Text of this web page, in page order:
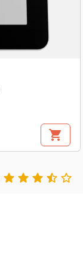
shopping_cart
    